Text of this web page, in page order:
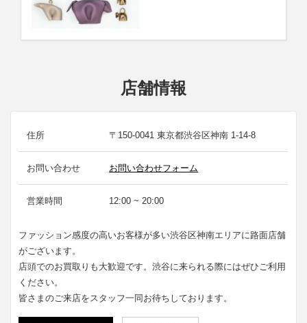
店舗情報
住所 〒150-0041 東京都渋谷区神南 1-14-8
お問い合わせ お問い合わせフォーム
営業時間 12:00 ~ 20:00
ファッション感度の高いお客様が多い渋谷区神南エリアに路面店舗
がございます。
店頭でのお買取りも大歓迎です。渋谷に来られる際にはぜひご利用
ください。
皆さまのご来店をスタッフ一同お待ちしております。